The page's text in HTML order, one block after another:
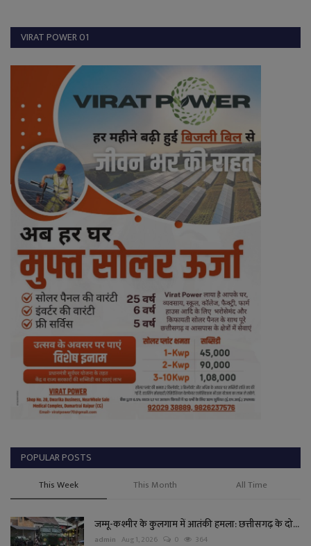
VIRAT POWER 01
POPULAR POSTS
This Week This Month All Time
जम्मू-कश्मीर के कुलगाम में आतंकी हमला: छत्तीसगढ़ के दो...
admin Aug 1, 2026 0 364